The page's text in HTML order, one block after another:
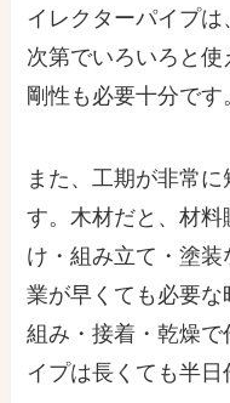
イレクターパイプは
次第でいろいろと
剛性も必要十分です
また、 工期が非常に
す。木材だと、材
け・組み立て・塗
業が早くても必要
組み・接着・乾燥
イプは長くても半日